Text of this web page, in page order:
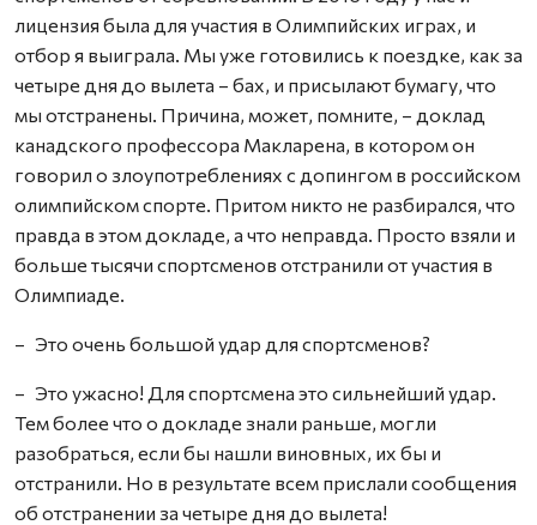
лицензия была для участия в Олимпийских играх, и
отбор я выиграла. Мы уже готовились к поездке, как за
четыре дня до вылета – бах, и присылают бумагу, что
мы отстранены. Причина, может, помните, – доклад
канадского профессора Макларена, в котором он
говорил о злоупотреблениях с допингом в российском
олимпийском спорте. Притом никто не разбирался, что
правда в этом докладе, а что неправда. Просто взяли и
больше тысячи спортсменов отстранили от участия в
Олимпиаде.
– Это очень большой удар для спортсменов?
– Это ужасно! Для спортсмена это сильнейший удар.
Тем более что о докладе знали раньше, могли
разобраться, если бы нашли виновных, их бы и
отстранили. Но в результате всем прислали сообщения
об отстранении за четыре дня до вылета!